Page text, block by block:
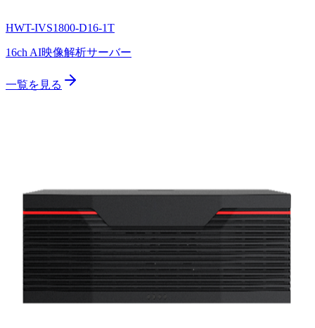
HWT-IVS1800-D16-1T
16ch AI映像解析サーバー
一覧を見る